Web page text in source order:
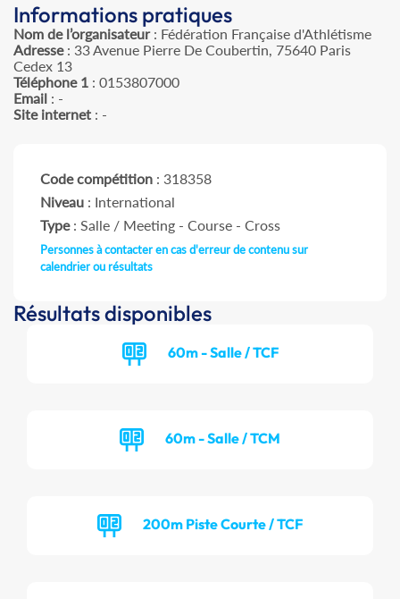
Informations pratiques
Nom de l’organisateur: Fédération Française d'Athlétisme
Adresse: 33 Avenue Pierre De Coubertin, 75640 Paris
Cedex 13
Téléphone 1 : 0153807000
Email : -
Site internet : -
Code compétition : 318358
Niveau : International
Type: Salle / Meeting - Course - Cross
Personnes à contacter en cas d'erreur de contenu sur
calendrier ou résultats
Résultats disponibles
60m - Salle / TCF
60m - Salle / TCM
200m Piste Courte / TCF